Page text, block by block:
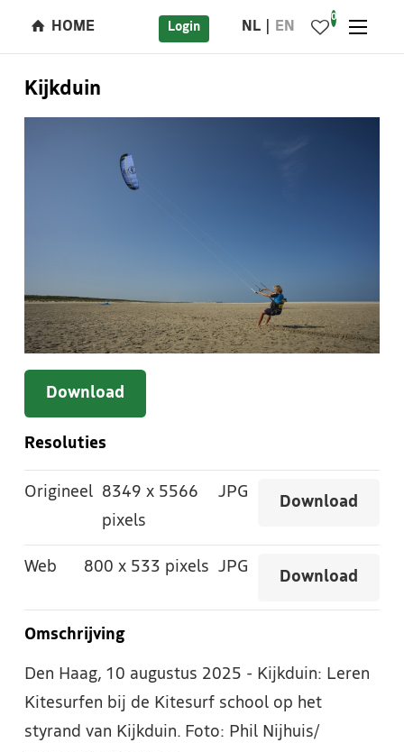
HOME Login NL EN
0
Kijkduin
Download
Resoluties
Origineel 8349 x 5566
pixels
JPG
Download
Web 800 x 533 pixels JPG
Download
Omschrijving
Den Haag, 10 augustus 2025 - Kijkduin: Leren
Kitesurfen bij de Kitesurf school op het
styrand van Kijkduin. Foto: Phil Nijhuis/